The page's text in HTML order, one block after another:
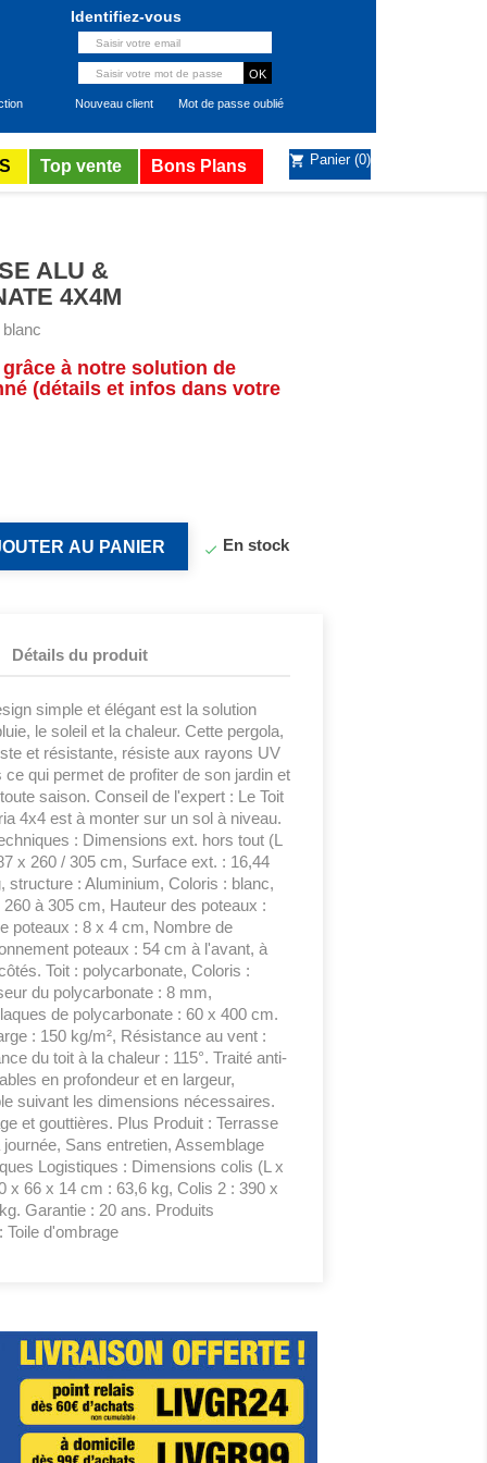
Identifiez-vous
Nouveau client Mot de passe oublié
shopping_cart Panier (0)
Top vente Bons Plans
ALU &
4X4M
à notre solution de
(détails et infos dans votre
AU PANIER  En stock
Détails du produit
simple et élégant est la solution
le soleil et la chaleur. Cette pergola,
et résistante, résiste aux rayons UV
qui permet de profiter de son jardin et
saison. Conseil de l'expert : Le Toit
4x4 est à monter sur un sol à niveau.
: Dimensions ext. hors tout (L
x 260 / 305 cm, Surface ext. : 16,44
structure : Aluminium, Coloris : blanc,
à 305 cm, Hauteur des poteaux :
poteaux : 8 x 4 cm, Nombre de
poteaux : 54 cm à l'avant, à
Toit : polycarbonate, Coloris :
du polycarbonate : 8 mm,
de polycarbonate : 60 x 400 cm.
: 150 kg/m², Résistance au vent :
du toit à la chaleur : 115°. Traité anti-
en profondeur et en largeur,
suivant les dimensions nécessaires.
et gouttières. Plus Produit : Terrasse
Sans entretien, Assemblage
Logistiques : Dimensions colis (L x
x 66 x 14 cm : 63,6 kg, Colis 2 : 390 x
Garantie : 20 ans. Produits
Toile d'ombrage